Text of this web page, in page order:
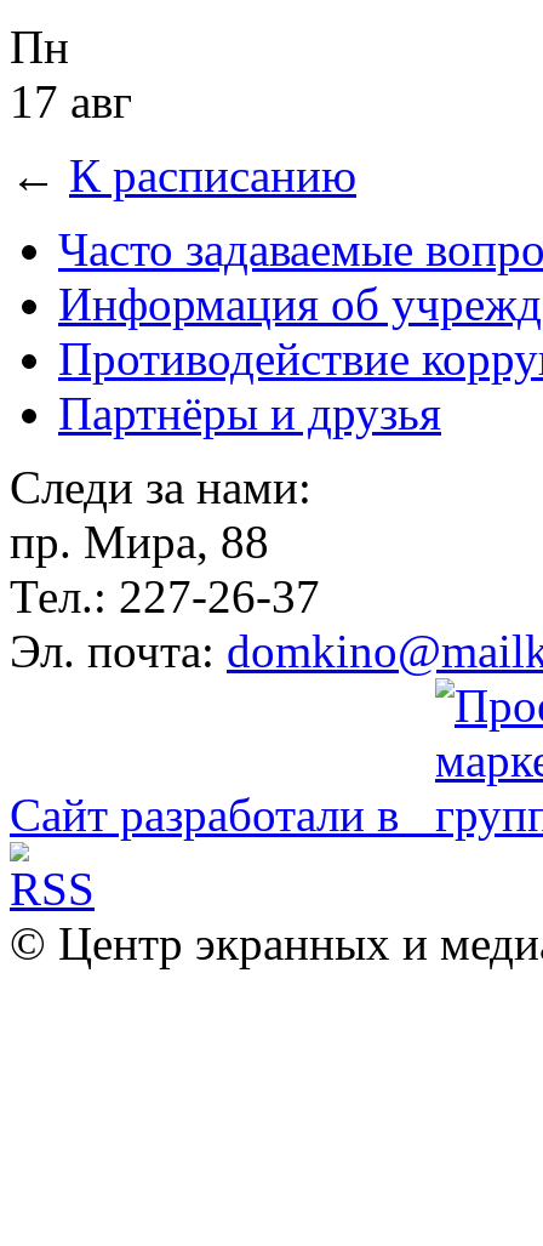
Пн
17 авг
← К расписанию
Часто задаваемые
Информация об
Противодействие
Партнёры и друзья
Следи за нами:
пр. Мира, 88
Тел.: 227-26-37
Эл. почта:
Сайт разработали в
© Центр экранных и